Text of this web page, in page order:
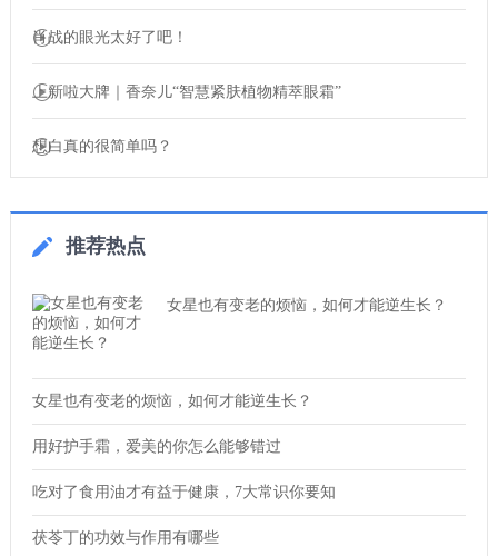
肖战的眼光太好了吧！
上新啦大牌｜香奈儿“智慧紧肤植物精萃眼霜”
想白真的很简单吗？
推荐热点
女星也有变老的烦恼，如何才能逆生长？
女星也有变老的烦恼，如何才能逆生长？
用好护手霜，爱美的你怎么能够错过
吃对了食用油才有益于健康，7大常识你要知
茯苓丁的功效与作用有哪些